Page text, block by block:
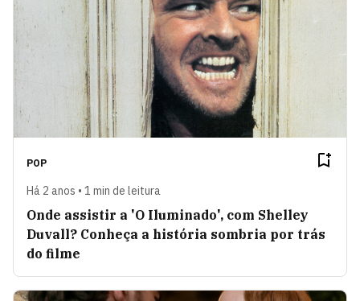
POP
Há 2 anos • 1 min de leitura
Onde assistir a 'O Iluminado', com Shelley
Duvall? Conheça a história sombria por trás
do filme